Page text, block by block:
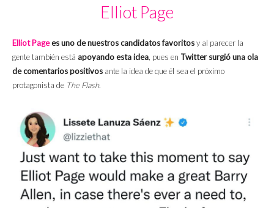
Elliot Page
Elliot Pagees uno de nuestros candidatos favoritosy al parecer la
gente también está apoyando esta idea, pues en Twitter surgió una ola
de comentarios positivos ante la idea de que él sea el próximo
protagonista de The Flash.